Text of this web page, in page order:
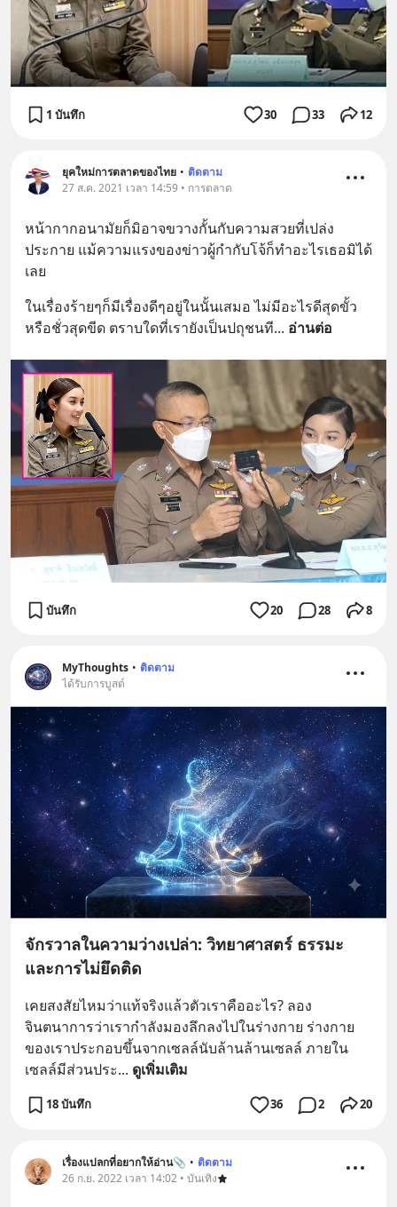
1 บันทึก 30 33 12
ยุคใหม่การตลาดของไทย • ติดตาม
27 ส.ค. 2021 เวลา 14:59 • การตลาด
หน้ากากอนามัยก็มิอาจขวางกั้นกับความสวยที่เปล่ง
ประกาย แม้ความแรงของข่าวผู้กำกับโจ้ก็ทำอะไรเธอมิได้
เลย
ในเรื่องร้ายๆก็มีเรื่องดีๆอยู่ในนั้นเสมอ ไม่มีอะไรดีสุดขั้ว
หรือชั่วสุดขีด ตราบใดที่เรายังเป็นปถุชนที... อ่านต่อ
บันทึก 20 28 8
MyThoughts • ติดตาม
ได้รับการบูสต์
จักรวาลในความว่างเปล่า: วิทยาศาสตร์ ธรรมะ
และการไม่ยึดติด
เคยสงสัยไหมว่าแท้จริงแล้วตัวเราคืออะไร? ลอง
จินตนาการว่าเรากำลังมองลึกลงไปในร่างกาย ร่างกาย
ของเราประกอบขึ้นจากเซลล์นับล้านล้านเซลล์ ภายใน
เซลล์มีส่วนประ... ดูเพิ่มเติม
18 บันทึก 36 2 20
เรื่องแปลกที่อยากให้อ่าน📎 • ติดตาม
26 ก.ย. 2022 เวลา 14:02 • บันเทิง